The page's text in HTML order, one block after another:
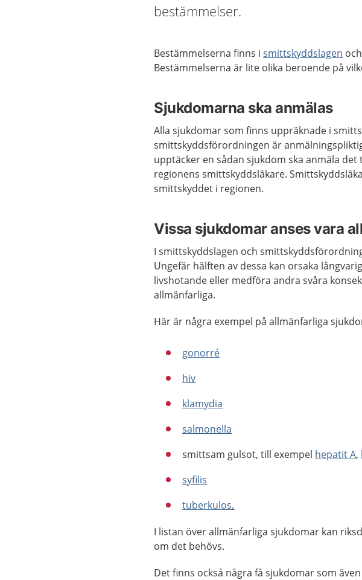
bestämmelser.
Bestämmelserna finns ismittskyddslagen
Bestämmelserna är lite olika beroende på
Sjukdomarna ska anmälas
Alla sjukdomar som finns uppräknade i
smittskyddsförordningen är
upptäcker en sådan sjukdom ska anmäla
regionens smittskyddsläkare.
smittskyddet i regionen.
Vissa sjukdomar anses vara
I smittskyddslagen och
Ungefär hälften av dessa kan orsaka
livshotande eller medföra andra svåra
allmänfarliga.
Här är några exempel på allmänfarliga
gonorré
hiv
klamydia
salmonella
smittsam gulsot, till exempel hepatit A,
syfilis
tuberkulos.
I listan över allmänfarliga sjukdomar kan
om det behövs.
Det finns också några få sjukdomar som